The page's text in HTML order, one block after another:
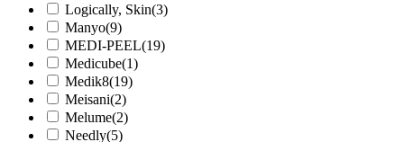
Logically, Skin(3)
Manyo(9)
MEDI-PEEL(19)
Medicube(1)
Medik8(19)
Meisani(2)
Melume(2)
Needly(5)